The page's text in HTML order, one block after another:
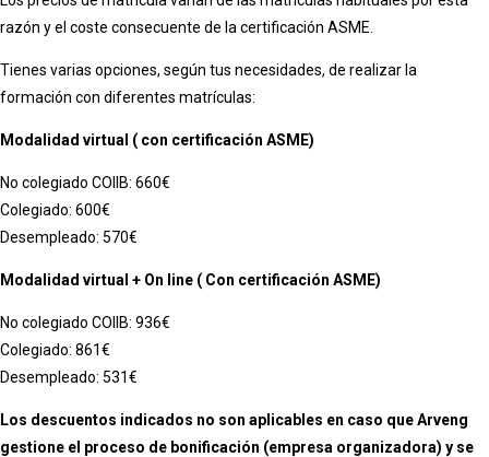
razón y el coste consecuente de la certificación ASME.
Tienes varias opciones, según tus necesidades, de realizar la
formación con diferentes matrículas:
Modalidad virtual ( con certificación ASME)
No colegiado COIIB: 660€
Colegiado: 600€
Desempleado: 570€
Modalidad virtual + On line ( Con certificación ASME)
No colegiado COIIB: 936€
Colegiado: 861€
Desempleado: 531€
Los descuentos indicados no son aplicables en caso que Arveng
gestione el proceso de bonificación (empresa organizadora) y se